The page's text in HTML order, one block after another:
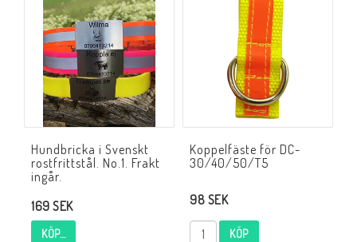
Hundbricka i Svenskt
rostfrittstål. No.1. Frakt
ingår.
169 SEK
KÖP…
Koppelfäste för DC-
30/40/50/T5
98 SEK
KÖP